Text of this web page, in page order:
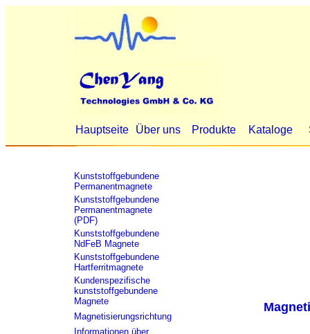
Hauptseite Über uns Produkte Kataloge
Kunststoffgebundene
Permanentmagnete
Kunststoffgebundene
Permanentmagnete
(PDF)
Kunststoffgebundene
NdFeB Magnete
Kunststoffgebundene
Hartferritmagnete
Kundenspezifische
kunststoffgebundene
Magnete
Magnetisierungsrichtung
Informationen über